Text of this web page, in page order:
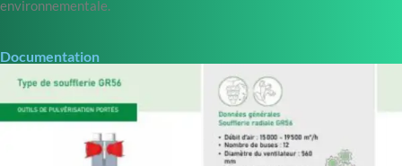
environnementale.
Documentation